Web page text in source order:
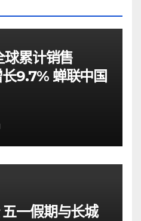
球累计销售
9.7% 蝉联中国
一假期与长城